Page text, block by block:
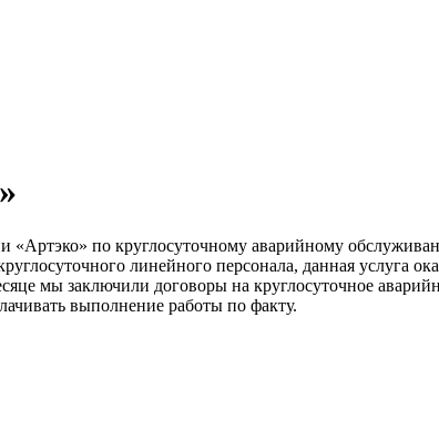
«Артэко» по круглосуточному аварийному
линейного персонала, данная услуга
мы заключили договоры на круглосуточное
выполнение работы по факту.